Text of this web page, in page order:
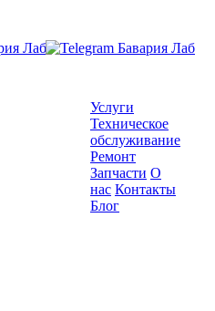
Услуги
Техническое
обслуживание
Ремонт
Запчасти О
нас Контакты
Блог